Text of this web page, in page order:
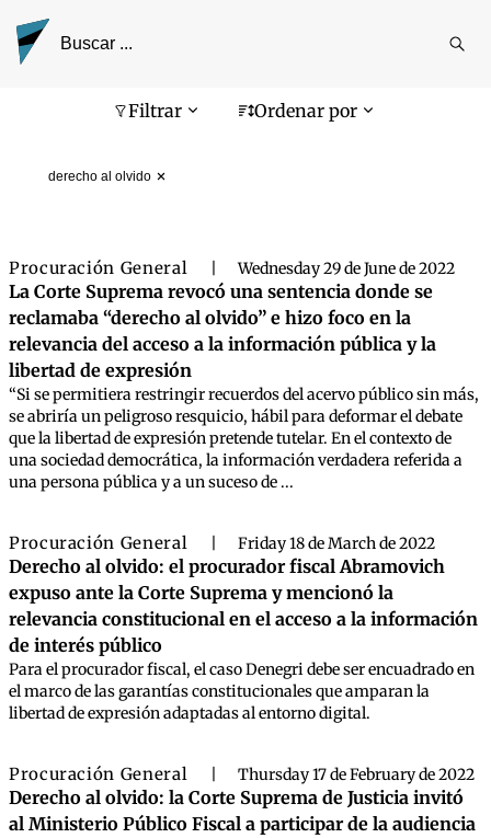
Filtrar Ordenar por
derecho al olvido
Pantalla de búsqueda
Procuración General Wednesday 29 de June de 2022
La Corte Suprema revocó una sentencia donde se
reclamaba “derecho al olvido” e hizo foco en la
relevancia del acceso a la información pública y la
libertad de expresión
“Si se permitiera restringir recuerdos del acervo público sin más,
se abriría un peligroso resquicio, hábil para deformar el debate
que la libertad de expresión pretende tutelar. En el contexto de
una sociedad democrática, la información verdadera referida a
una persona pública y a un suceso de ...
Procuración General Friday 18 de March de 2022
Derecho al olvido: el procurador fiscal Abramovich
expuso ante la Corte Suprema y mencionó la
relevancia constitucional en el acceso a la información
de interés público
Para el procurador fiscal, el caso Denegri debe ser encuadrado en
el marco de las garantías constitucionales que amparan la
libertad de expresión adaptadas al entorno digital.
Procuración General Thursday 17 de February de 2022
Derecho al olvido: la Corte Suprema de Justicia invitó
al Ministerio Público Fiscal a participar de la audiencia